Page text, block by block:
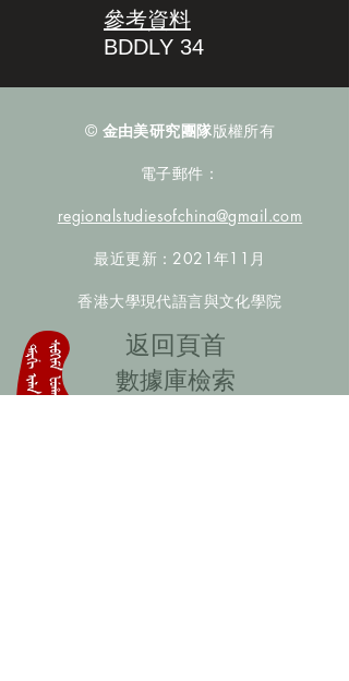
參考資料
BDDLY 34
© 金由美研究團隊版權所有
電子郵件：
regionalstudiesofchina@gmail.com
最近更新：2021年11月
香港大學現代語言與文化學院
​返回頁首
數據庫檢索